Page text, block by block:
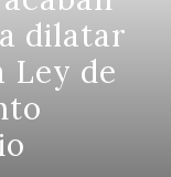
dilatar
Ley de